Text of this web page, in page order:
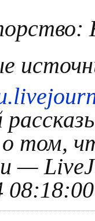
том,
—
08:18:00